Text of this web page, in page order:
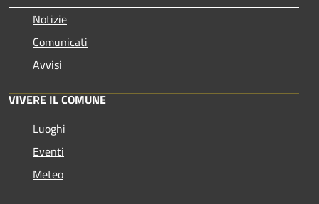
Notizie
Comunicati
Avvisi
VIVERE IL COMUNE
Luoghi
Eventi
Meteo